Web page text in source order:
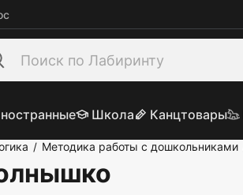
Школа Канцтовары
/ Методика работы с дошкольниками